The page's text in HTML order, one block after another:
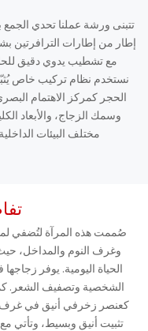
تتبنى ورشة عملنا تحدي الجمع
إطار من إطارات الترافرتين
مع تشطيب يدوي دقيق
نستخدم نظام تركيب خاص
الحجر كمركز الاهتمام
وسمك الزجاج، والأبعاد
مختلف البيئات
صُممت هذه المرآة لتُضفي
وغرف النوم والمداخل،
الحياة اليومية. يوفر زجاجها
الشخصية وتصفيف الشعر.
كعنصر زخرفي أنيق في غرف
تثبيت أنيق وبسيط، وتأتي